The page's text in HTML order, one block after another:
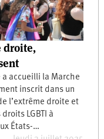
droite,
accueilli la Marche
inscrit dans un
l’extrême droite et
LGBTI à
États-…